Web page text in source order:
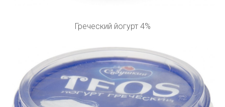
Греческий йогурт 4%